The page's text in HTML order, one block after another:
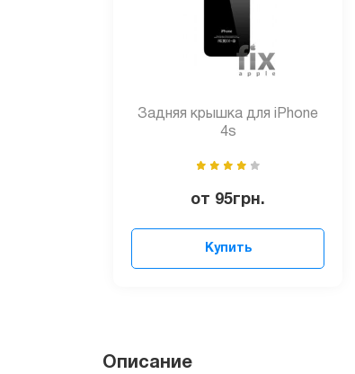
Задняя крышка для iPhone
4s
от 95грн.
Купить
Описание
в сумке. Если Вы хотите вернуть